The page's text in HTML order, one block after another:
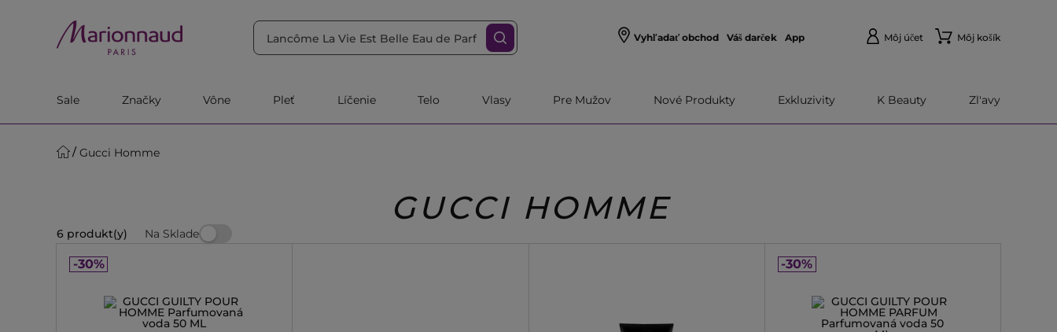
Vyhľadať obchod Váš darček App Môj účet Môj košík
Sale Značky Vône Pleť Líčenie Telo Vlasy Pre Mužov Nové Produkty Exkluzivity K Beauty Zl'avy
Gucci Homme
GUCCI HOMME
6 produkt(y) Na Sklade
-30% -30%